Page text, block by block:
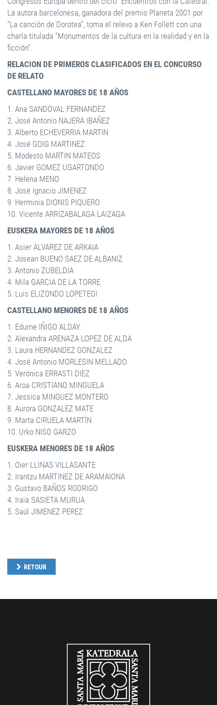
La autora barcelonesa, ganadora del premio Planeta 2001 por
"La canción de Dorotea", toma el relevo a Ken Follett con una
charla titulada "Monumentos de la cultura en la realidad y en la
ficción".
RELACION DE PRIMEROS CLASIFICADOS EN EL CONCURSO
DE RELATO
CASTELLANO MAYORES DE 18 AÑOS
1. Ana SANDOVAL FERNANDEZ
2. José Antonio NAJERA IBAÑEZ
3. Alberto ECHEVERRIA MARTIN
4. José GOIG MARTINEZ
5. Modesto MARTIN MATEOS
6. Javier GOMEZ UGARTONDO
7. Helena MENO
8. José Ignacio JIMENEZ
9. Herminia DIONIS PIQUERO
10. Vicente ARRIZABALAGA LAIZAGA
EUSKERA MAYORES DE 18 AÑOS
1. Asier ALVAREZ DE ARKAIA
2. Josean BUENO SAEZ DE ALBANIZ
3. Antonio ZUBELDIA
4. Mila GARCIA DE LA TORRE
5. Luis ELIZONDO LOPETEGI
CASTELLANO MENORES DE 18 AÑOS
1. Edurne IÑIGO ALDAY
2. Alexandra ARENAZA LOPEZ DE ALDA
3. Laura HERNANDEZ GONZALEZ
4. José Antonio MORLESIN MELLADO
5. Verónica ERRASTI DIEZ
6. Aroa CRISTIANO MINGUELA
7. Jessica MINGUEZ MONTERO
8. Aurora GONZALEZ MATE
9. Marta CIRUELA MARTÍN
10. Urko NISO GARZO
EUSKERA MENORES DE 18 AÑOS
1. Oier LLINAS VILLASANTE
2. Irantzu MARTINEZ DE ARAMAIONA
3. Gustavo BAÑOS RODRIGO
4. Iraia SASIETA MURUA
5. Saúl JIMENEZ PEREZ
RETOUR